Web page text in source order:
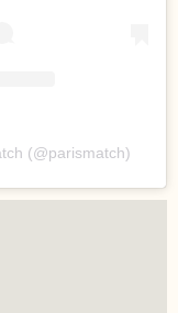
(@parismatch)